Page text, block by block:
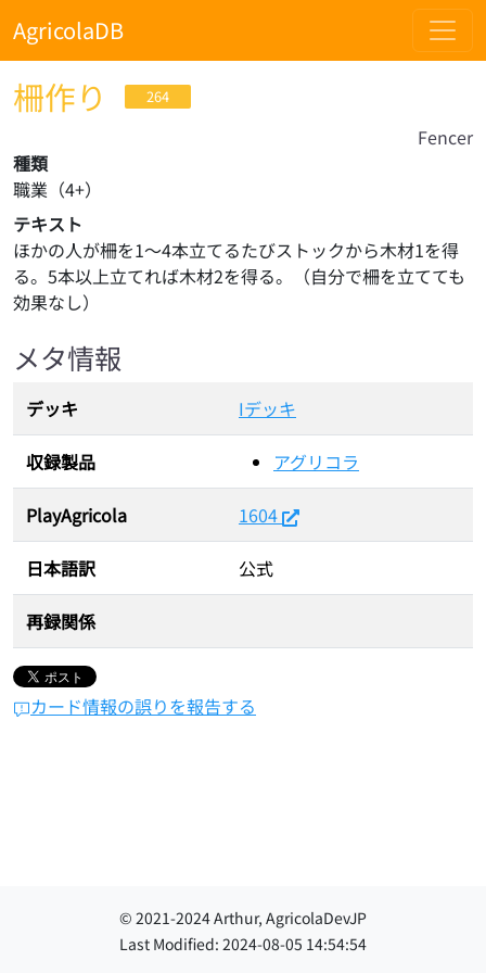
AgricolaDB
柵作り 264
Fencer
種類
職業 （4+）
テキスト
ほかの人が柵を1〜4本立てるたびストックから木材1を得
る。5本以上立てれば木材2を得る。（自分で柵を立てても
効果なし）
メタ情報
デッキ Iデッキ
収録製品 アグリコラ
PlayAgricola 1604
日本語訳 公式
再録関係
カード情報の誤りを報告する
© 2021-2024Arthur, AgricolaDevJP
Last Modified: 2024-08-05 14:54:54